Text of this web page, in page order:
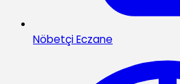
Nöbetçi Eczane